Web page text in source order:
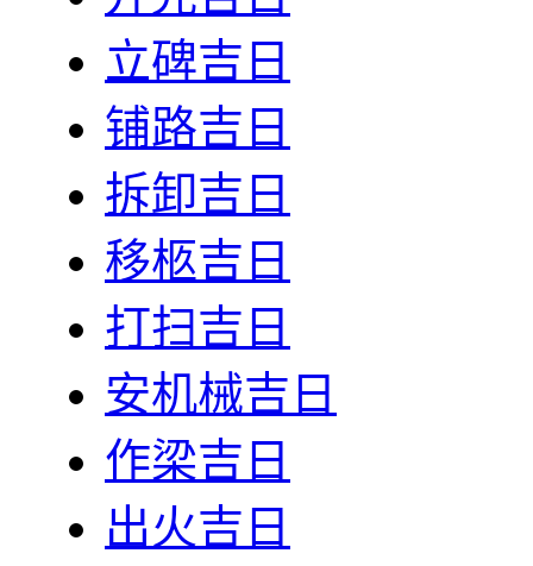
立碑吉日
铺路吉日
拆卸吉日
移柩吉日
打扫吉日
安机械吉日
作梁吉日
出火吉日